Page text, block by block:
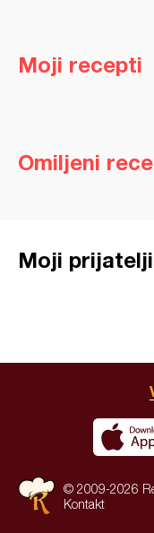
Moji recepti
Omiljeni
Moji prijatelji
© 2009-2026
Kontakt